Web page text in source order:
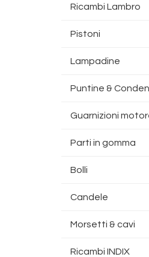
Ricambi Lambro
Pistoni
Lampadine
Puntine &
Guarnizioni
Parti in gomma
Bolli
Candele
Morsetti & cavi
Ricambi INDIX